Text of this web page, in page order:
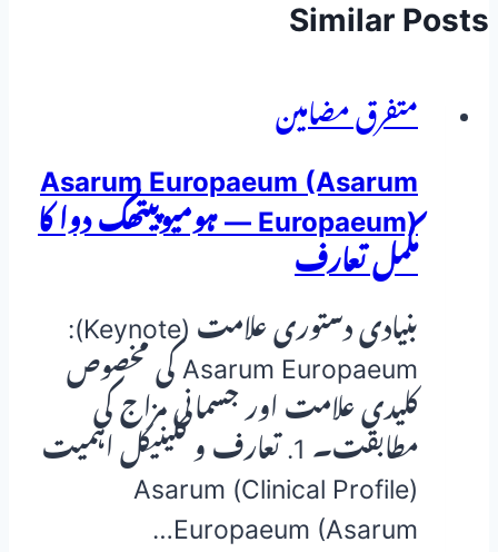
Similar Posts
متفرق مضامین
Asarum Europaeum (Asarum
Europaeum) — ہومیوپیتھک دوا کا
مکمل تعارف
بنیادی دستوری علامت (Keynote):
Asarum Europaeum کی مخصوص
کلیدی علامت اور جسمانی مزاج کی
مطابقت۔ 1. تعارف و کلینیکل اہمیت
(Clinical Profile) Asarum
Europaeum (Asarum…